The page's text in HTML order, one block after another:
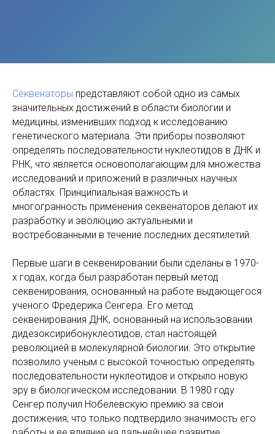
Секвенаторы представляют собой одно из самых
значительных достижений в области биологии и
медицины, изменивших подход к исследованию
генетического материала. Эти приборы позволяют
определять последовательности нуклеотидов в ДНК и
РНК, что является основополагающим для множества
исследований и приложений в различных научных
областях. Принципиальная важность и
многогранность применения секвенаторов делают их
разработку и эволюцию актуальными и
востребованными в течение последних десятилетий.
Первые шаги в секвенировании были сделаны в 1970-
х годах, когда был разработан первый метод
секвенирования, основанный на работе выдающегося
ученого Фредерика Сенгера. Его метод
секвенирования ДНК, основанный на использовании
дидезоксирибонуклеотидов, стал настоящей
революцией в молекулярной биологии. Это открытие
позволило ученым с высокой точностью определять
последовательности нуклеотидов и открыло новую
эру в биологическом исследовании. В 1980 году
Сенгер получил Нобелевскую премию за свои
достижения, что только подтвердило значимость его